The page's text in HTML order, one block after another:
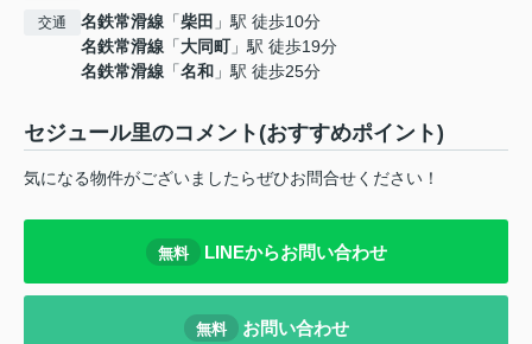
交通 名鉄常滑線 「柴田 」駅 徒歩10分
名鉄常滑線 「大同町」駅 徒歩19分
名鉄常滑線 「名和 」駅 徒歩25分
セジュール里のコメント(おすすめポイント)
気になる物件がございましたらぜひお問合せください！
無料 LINEからお問い合わせ
無料 お問い合わせ